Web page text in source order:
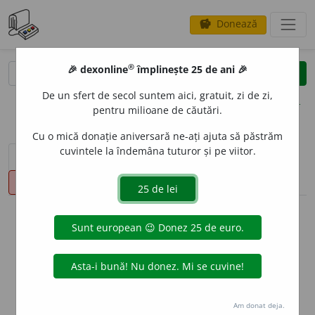
savings Donează
clear
opțiuni
sinteza definițiilor (1) definiții (14)
declinări
info
Aceste definiții sunt compilate de
echipa dexonline. Definițiile
originale se află pe filadefiniții.
Puteți reordona filele pe pagina de
🎉 dexonline® împlinește 25 de ani 🎉
De un sfert de secol suntem aici, gratuit, zi de zi,
pentru milioane de căutări.
Cu o mică donație aniversară ne-ați ajuta să păstrăm
cuvintele la îndemâna tuturor și pe viitor.
Am donat deja.